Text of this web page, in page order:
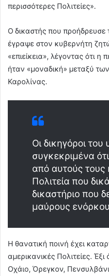
περισσότερες Πολιτείες».
Ο δικαστής που προήδρευσε
έγραψε στον κυβερνήτη
«επιείκεια», λέγοντας ότι
ήταν «μοναδική» μεταξύ
Καρολίνας.
Οι δικηγόροι του
συγκεκριμένα
από αυτούς τους
Πολιτεία που
δικαστήριο που
μαύρους
Η θανατική ποινή έχει
αμερικανικές Πολιτείες.
Οχάιο, Όρεγκον,